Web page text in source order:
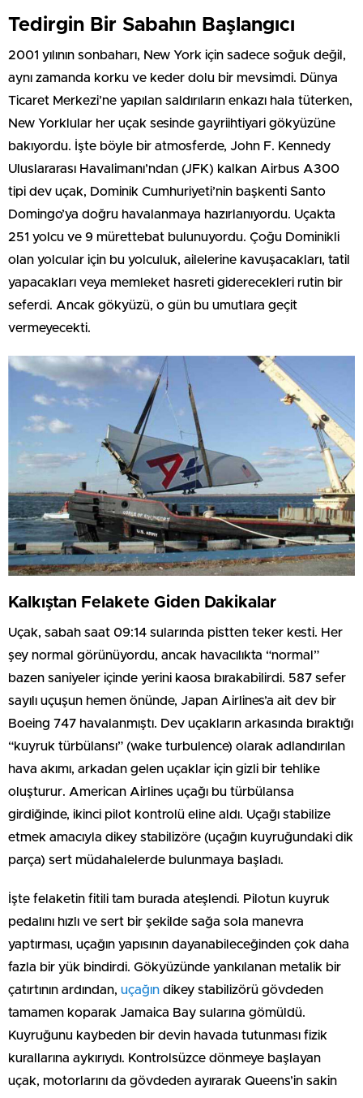
Tedirgin Bir Sabahın Başlangıcı
2001 yılının sonbaharı, New York için sadece soğuk değil,
aynı zamanda korku ve keder dolu bir mevsimdi. Dünya
Ticaret Merkezi’ne yapılan saldırıların enkazı hala tüterken,
New Yorklular her uçak sesinde gayriihtiyari gökyüzüne
bakıyordu. İşte böyle bir atmosferde, John F. Kennedy
Uluslararası Havalimanı’ndan (JFK) kalkan Airbus A300
tipi dev uçak, Dominik Cumhuriyeti’nin başkenti Santo
Domingo’ya doğru havalanmaya hazırlanıyordu. Uçakta
251 yolcu ve 9 mürettebat bulunuyordu. Çoğu Dominikli
olan yolcular için bu yolculuk, ailelerine kavuşacakları, tatil
yapacakları veya memleket hasreti giderecekleri rutin bir
seferdi. Ancak gökyüzü, o gün bu umutlara geçit
vermeyecekti.
Kalkıştan Felakete Giden Dakikalar
Uçak, sabah saat 09:14 sularında pistten teker kesti. Her
şey normal görünüyordu, ancak havacılıkta “normal”
bazen saniyeler içinde yerini kaosa bırakabilirdi. 587 sefer
sayılı uçuşun hemen önünde, Japan Airlines’a ait dev bir
Boeing 747 havalanmıştı. Dev uçakların arkasında bıraktığı
“kuyruk türbülansı” (wake turbulence) olarak adlandırılan
hava akımı, arkadan gelen uçaklar için gizli bir tehlike
oluşturur. American Airlines uçağı bu türbülansa
girdiğinde, ikinci pilot kontrolü eline aldı. Uçağı stabilize
etmek amacıyla dikey stabilizöre (uçağın kuyruğundaki dik
parça) sert müdahalelerde bulunmaya başladı.
İşte felaketin fitili tam burada ateşlendi. Pilotun kuyruk
pedalını hızlı ve sert bir şekilde sağa sola manevra
yaptırması, uçağın yapısının dayanabileceğinden çok daha
fazla bir yük bindirdi. Gökyüzünde yankılanan metalik bir
çatırtının ardından, uçağın dikey stabilizörü gövdeden
tamamen koparak Jamaica Bay sularına gömüldü.
Kuyruğunu kaybeden bir devin havada tutunması fizik
kurallarına aykırıydı. Kontrolsüzce dönmeye başlayan
uçak, motorlarını da gövdeden ayırarak Queens’in sakin